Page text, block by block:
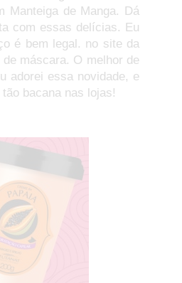
Manteiga de Manga. Dá
com essas delícias. Eu
é bem legal. no site da
máscara. O melhor de
adorei essa novidade, e
bacana nas lojas!